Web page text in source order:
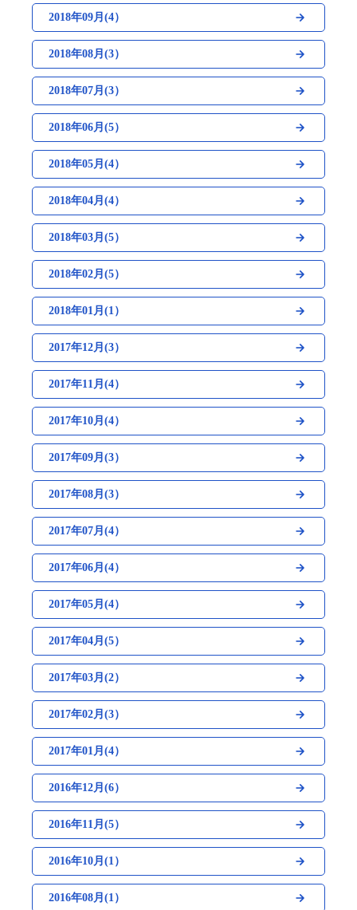
2018年09月(4）
2018年08月(3）
2018年07月(3）
2018年06月(5）
2018年05月(4）
2018年04月(4）
2018年03月(5）
2018年02月(5）
2018年01月(1）
2017年12月(3）
2017年11月(4）
2017年10月(4）
2017年09月(3）
2017年08月(3）
2017年07月(4）
2017年06月(4）
2017年05月(4）
2017年04月(5）
2017年03月(2）
2017年02月(3）
2017年01月(4）
2016年12月(6）
2016年11月(5）
2016年10月(1）
2016年08月(1）